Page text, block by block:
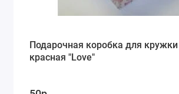
Подарочная коробка для
красная "Love"